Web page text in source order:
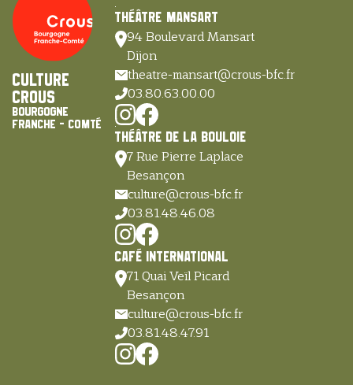
Culture
Crous
Bourgogne
Franche - Comté
Théâtre Mansart
94 Boulevard Mansart
Dijon
theatre-mansart@crous-bfc.fr
03.80.63.00.00
Théâtre de la Bouloie
7 Rue Pierre Laplace
Besançon
culture@crous-bfc.fr
03.81.48.46.08
Café International
71 Quai Veïl Picard
Besançon
culture@crous-bfc.fr
03.81.48.47.91